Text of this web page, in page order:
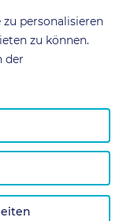
Rechte vorbehalten.
personalisieren
zu können.
der